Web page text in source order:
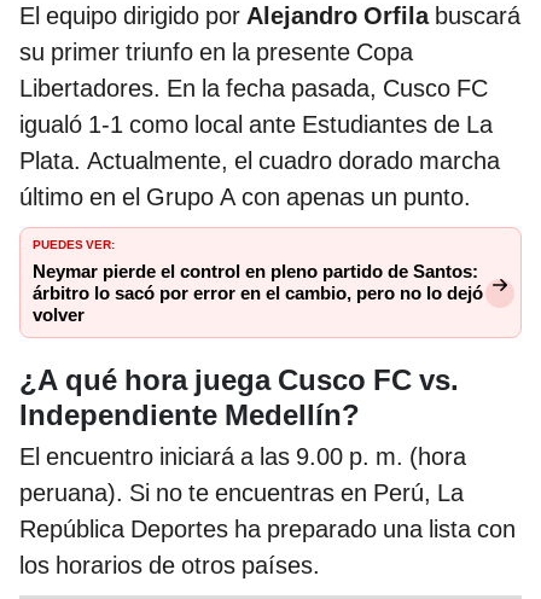
El equipo dirigido por Alejandro Orfilabuscará
su primer triunfo en la presente Copa
Libertadores. En la fecha pasada, Cusco FC
igualó 1-1 como local ante Estudiantes de La
Plata. Actualmente, el cuadro dorado marcha
último en el Grupo A con apenas un punto.
PUEDES VER:
Neymar pierde el control en pleno partido de Santos:
árbitro lo sacó por error en el cambio, pero no lo dejó
volver
¿A qué hora juega Cusco FC vs.
Independiente Medellín?
El encuentro iniciará a las 9.00 p. m. (hora
peruana). Si no te encuentras en Perú, La
República Deportes ha preparado una lista con
los horarios de otros países.